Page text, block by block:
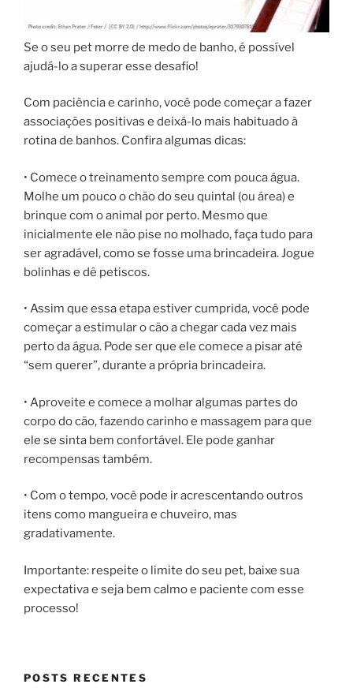
Se o seu pet morre de medo de banho, é possível
ajudá-lo a superar esse desafio!
Com paciência e carinho, você pode começar a fazer
associações positivas e deixá-lo mais habituado à
rotina de banhos. Confira algumas dicas:
• Comece o treinamento sempre com pouca água.
Molhe um pouco o chão do seu quintal (ou área) e
brinque com o animal por perto. Mesmo que
inicialmente ele não pise no molhado, faça tudo para
ser agradável, como se fosse uma brincadeira. Jogue
bolinhas e dê petiscos.
• Assim que essa etapa estiver cumprida, você pode
começar a estimular o cão a chegar cada vez mais
perto da água. Pode ser que ele comece a pisar até
“sem querer”, durante a própria brincadeira.
• Aproveite e comece a molhar algumas partes do
corpo do cão, fazendo carinho e massagem para que
ele se sinta bem confortável. Ele pode ganhar
recompensas também.
• Com o tempo, você pode ir acrescentando outros
itens como mangueira e chuveiro, mas
gradativamente.
Importante: respeite o limite do seu pet, baixe sua
expectativa e seja bem calmo e paciente com esse
processo!
POSTS RECENTES